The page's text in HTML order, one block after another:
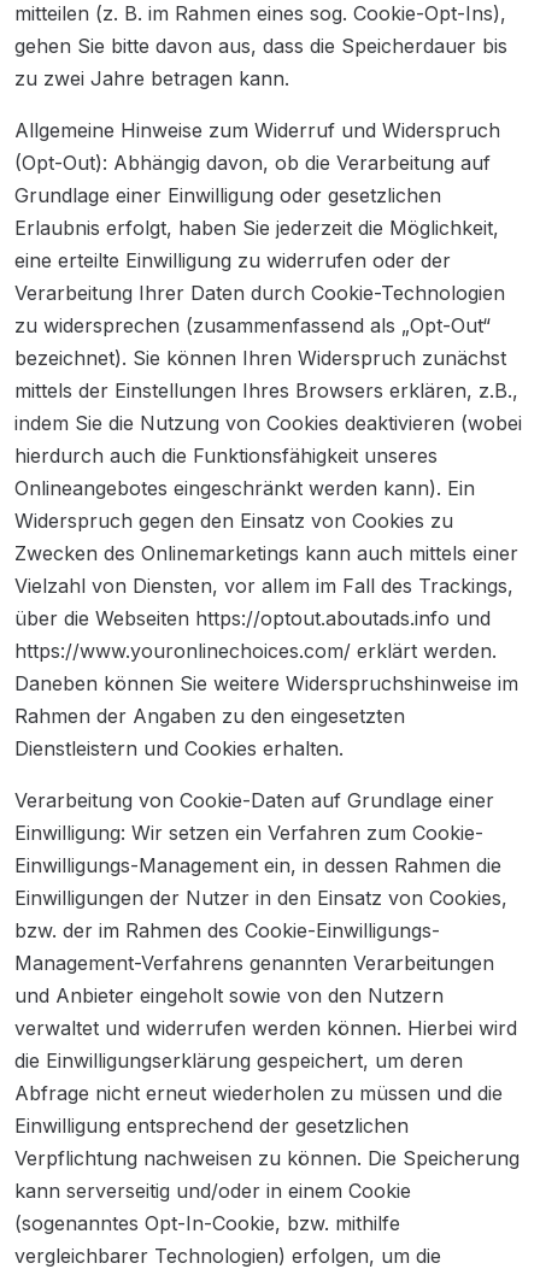
mitteilen (z. B. im Rahmen eines sog. Cookie-Opt-Ins),
gehen Sie bitte davon aus, dass die Speicherdauer bis
zu zwei Jahre betragen kann.
Allgemeine Hinweise zum Widerruf und Widerspruch
(Opt-Out): Abhängig davon, ob die Verarbeitung auf
Grundlage einer Einwilligung oder gesetzlichen
Erlaubnis erfolgt, haben Sie jederzeit die Möglichkeit,
eine erteilte Einwilligung zu widerrufen oder der
Verarbeitung Ihrer Daten durch Cookie-Technologien
zu widersprechen (zusammenfassend als „Opt-Out“
bezeichnet). Sie können Ihren Widerspruch zunächst
mittels der Einstellungen Ihres Browsers erklären, z.B.,
indem Sie die Nutzung von Cookies deaktivieren (wobei
hierdurch auch die Funktionsfähigkeit unseres
Onlineangebotes eingeschränkt werden kann). Ein
Widerspruch gegen den Einsatz von Cookies zu
Zwecken des Onlinemarketings kann auch mittels einer
Vielzahl von Diensten, vor allem im Fall des Trackings,
über die Webseiten https://optout.aboutads.info und
https://www.youronlinechoices.com/ erklärt werden.
Daneben können Sie weitere Widerspruchshinweise im
Rahmen der Angaben zu den eingesetzten
Dienstleistern und Cookies erhalten.
Verarbeitung von Cookie-Daten auf Grundlage einer
Einwilligung: Wir setzen ein Verfahren zum Cookie-
Einwilligungs-Management ein, in dessen Rahmen die
Einwilligungen der Nutzer in den Einsatz von Cookies,
bzw. der im Rahmen des Cookie-Einwilligungs-
Management-Verfahrens genannten Verarbeitungen
und Anbieter eingeholt sowie von den Nutzern
verwaltet und widerrufen werden können. Hierbei wird
die Einwilligungserklärung gespeichert, um deren
Abfrage nicht erneut wiederholen zu müssen und die
Einwilligung entsprechend der gesetzlichen
Verpflichtung nachweisen zu können. Die Speicherung
kann serverseitig und/oder in einem Cookie
(sogenanntes Opt-In-Cookie, bzw. mithilfe
vergleichbarer Technologien) erfolgen, um die